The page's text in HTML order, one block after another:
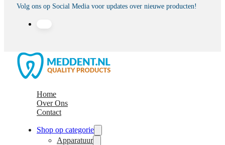
Volg ons op Social Media voor updates over nieuwe producten!
Home
Over Ons
Contact
Shop op categorie
Apparatuur